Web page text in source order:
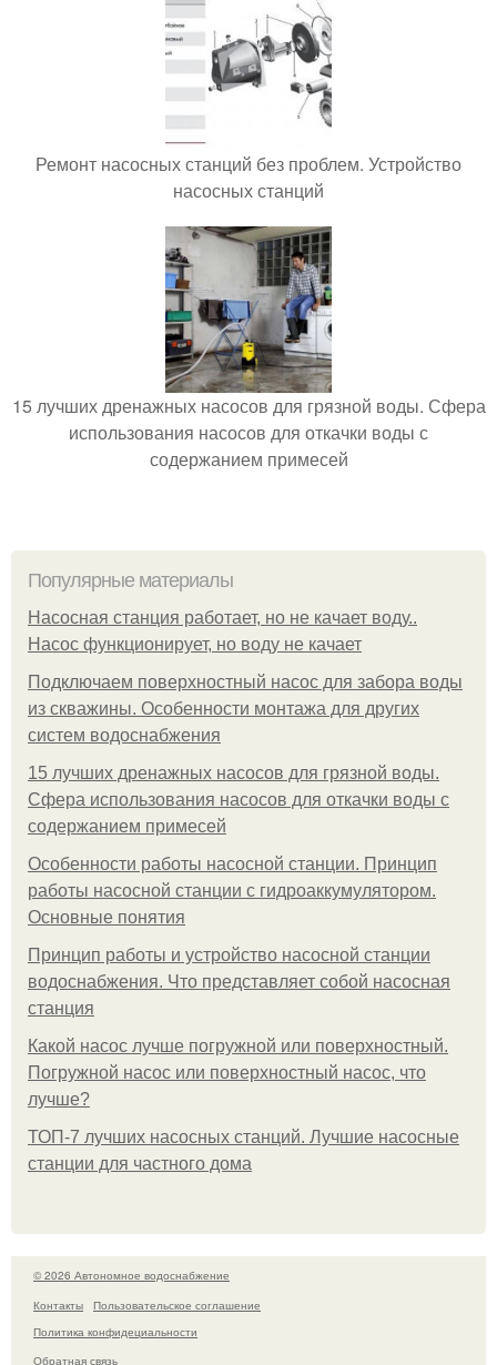
Ремонт насосных станций без проблем. Устройство
насосных станций
15 лучших дренажных насосов для грязной воды. Сфера
использования насосов для откачки воды с
содержанием примесей
Популярные материалы
Насосная станция работает, но не качает воду..
Насос функционирует, но воду не качает
Подключаем поверхностный насос для забора воды
из скважины. Особенности монтажа для других
систем водоснабжения
15 лучших дренажных насосов для грязной воды.
Сфера использования насосов для откачки воды с
содержанием примесей
Особенности работы насосной станции. Принцип
работы насосной станции с гидроаккумулятором.
Основные понятия
Принцип работы и устройство насосной станции
водоснабжения. Что представляет собой насосная
станция
Какой насос лучше погружной или поверхностный.
Погружной насос или поверхностный насос, что
лучше?
ТОП-7 лучших насосных станций. Лучшие насосные
станции для частного дома
© 2026 Автономное водоснабжение
Контакты
Пользовательское соглашение
Политика конфидециальности
Обратная связь